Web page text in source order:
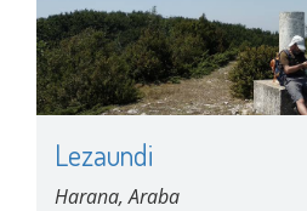
Lezaundi
Harana, Araba